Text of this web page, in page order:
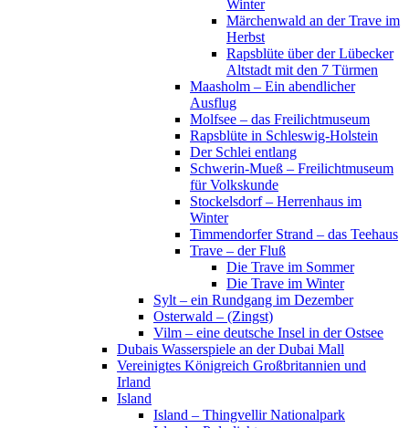
Winter
Märchenwald an der Trave im
Herbst
Rapsblüte über der Lübecker
Altstadt mit den 7 Türmen
Maasholm – Ein abendlicher
Ausflug
Molfsee – das Freilichtmuseum
Rapsblüte in Schleswig-Holstein
Der Schlei entlang
Schwerin-Mueß – Freilichtmuseum
für Volkskunde
Stockelsdorf – Herrenhaus im
Winter
Timmendorfer Strand – das Teehaus
Trave – der Fluß
Die Trave im Sommer
Die Trave im Winter
Sylt – ein Rundgang im Dezember
Osterwald – (Zingst)
Vilm – eine deutsche Insel in der Ostsee
Dubais Wasserspiele an der Dubai Mall
Vereinigtes Königreich Großbritannien und
Irland
Island
Island – Thingvellir Nationalpark